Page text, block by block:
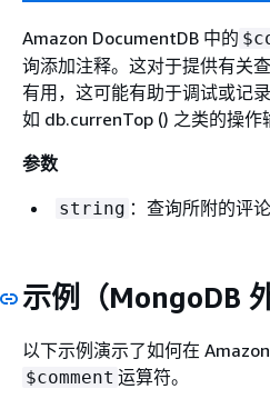
Amazon DocumentDB 中的
询添加注释。这对于提供有关
有用，这可能有助于调试或记
如 db.currenTop () 之类的操作
参数
string ：查询所附的评论
示例（MongoDB
以下示例演示了如何在
$comment 运算符。